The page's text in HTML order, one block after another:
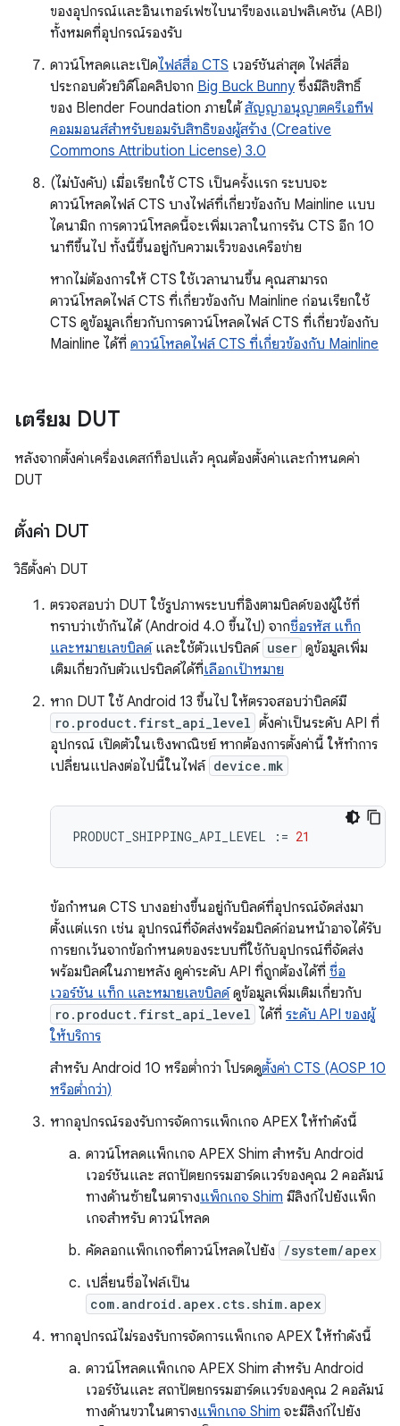
ของอุปกรณ์และอินเทอร์เฟซไบนารีของแอปพลิเคชัน (ABI)
ทั้งหมดที่อุปกรณ์รองรับ
ดาวน์โหลดและเปิดไฟล์สื่อ CTS เวอร์ชันล่าสุด ไฟล์สื่อ
ประกอบด้วยวิดีโอคลิปจาก Big Buck Bunnyซึ่งมีลิขสิทธิ์
ของ Blender Foundation ภายใต้สัญญาอนุญาตครีเอทีฟ
คอมมอนส์สำหรับยอมรับสิทธิของผู้สร้าง (Creative
Commons Attribution License) 3.0
(ไม่บังคับ) เมื่อเรียกใช้ CTS เป็นครั้งแรก ระบบจะ
ดาวน์โหลดไฟล์ CTS บางไฟล์ที่เกี่ยวข้องกับ Mainline แบบ
ไดนามิก การดาวน์โหลดนี้จะเพิ่มเวลาในการรัน CTS อีก 10
นาทีขึ้นไป ทั้งนี้ขึ้นอยู่กับความเร็วของเครือข่าย
หากไม่ต้องการให้ CTS ใช้เวลานานขึ้น คุณสามารถ
ดาวน์โหลดไฟล์ CTS ที่เกี่ยวข้องกับ Mainline ก่อนเรียกใช้
CTS ดูข้อมูลเกี่ยวกับการดาวน์โหลดไฟล์ CTS ที่เกี่ยวข้องกับ
Mainline ได้ที่ ดาวน์โหลดไฟล์ CTS ที่เกี่ยวข้องกับ Mainline
เตรียม DUT
หลังจากตั้งค่าเครื่องเดสก์ท็อปแล้ว คุณต้องตั้งค่าและกำหนดค่า
DUT
ตั้งค่า DUT
วิธีตั้งค่า DUT
ตรวจสอบว่า DUT ใช้รูปภาพระบบที่อิงตามบิลด์ของผู้ใช้ที่
ทราบว่าเข้ากันได้ (Android 4.0 ขึ้นไป) จากชื่อรหัส แท็ก
และหมายเลขบิลด์และใช้ตัวแปรบิลด์ user ดูข้อมูลเพิ่ม
เติมเกี่ยวกับตัวแปรบิลด์ได้ที่เลือกเป้าหมาย
หาก DUT ใช้ Android 13 ขึ้นไป ให้ตรวจสอบว่าบิลด์มี
ro.product.first_api_level ตั้งค่าเป็นระดับ API ที่
อุปกรณ์ เปิดตัวในเชิงพาณิชย์ หากต้องการตั้งค่านี้ ให้ทำการ
เปลี่ยนแปลงต่อไปนี้ในไฟล์ device.mk
PRODUCT_SHIPPING_API_LEVEL := 21
ข้อกำหนด CTS บางอย่างขึ้นอยู่กับบิลด์ที่อุปกรณ์จัดส่งมา
ตั้งแต่แรก เช่น อุปกรณ์ที่จัดส่งพร้อมบิลด์ก่อนหน้าอาจได้รับ
การยกเว้นจากข้อกำหนดของระบบที่ใช้กับอุปกรณ์ที่จัดส่ง
พร้อมบิลด์ในภายหลัง ดูค่าระดับ API ที่ถูกต้องได้ที่ ชื่อ
เวอร์ชัน แท็ก และหมายเลขบิลด์ดูข้อมูลเพิ่มเติมเกี่ยวกับ
ro.product.first_api_level ได้ที่ ระดับ API ของผู้
ให้บริการ
สำหรับ Android 10 หรือต่ำกว่า โปรดดูตั้งค่า CTS (AOSP 10
หรือต่ำกว่า)
หากอุปกรณ์รองรับการจัดการแพ็กเกจ APEX ให้ทำดังนี้
ดาวน์โหลดแพ็กเกจ APEX Shim สำหรับ Android
เวอร์ชันและ สถาปัตยกรรมฮาร์ดแวร์ของคุณ 2 คอลัมน์
ทางด้านซ้ายในตารางแพ็กเกจ Shim มีลิงก์ไปยังแพ็ก
เกจสำหรับ ดาวน์โหลด
คัดลอกแพ็กเกจที่ดาวน์โหลดไปยัง
/system/apex
เปลี่ยนชื่อไฟล์เป็น
com.android.apex.cts.shim.apex
หากอุปกรณ์ไม่รองรับการจัดการแพ็กเกจ APEX ให้ทำดังนี้
ดาวน์โหลดแพ็กเกจ APEX Shim สำหรับ Android
เวอร์ชันและ สถาปัตยกรรมฮาร์ดแวร์ของคุณ 2 คอลัมน์
ทางด้านขวาในตารางแพ็กเกจ Shim จะมีลิงก์ไปยัง